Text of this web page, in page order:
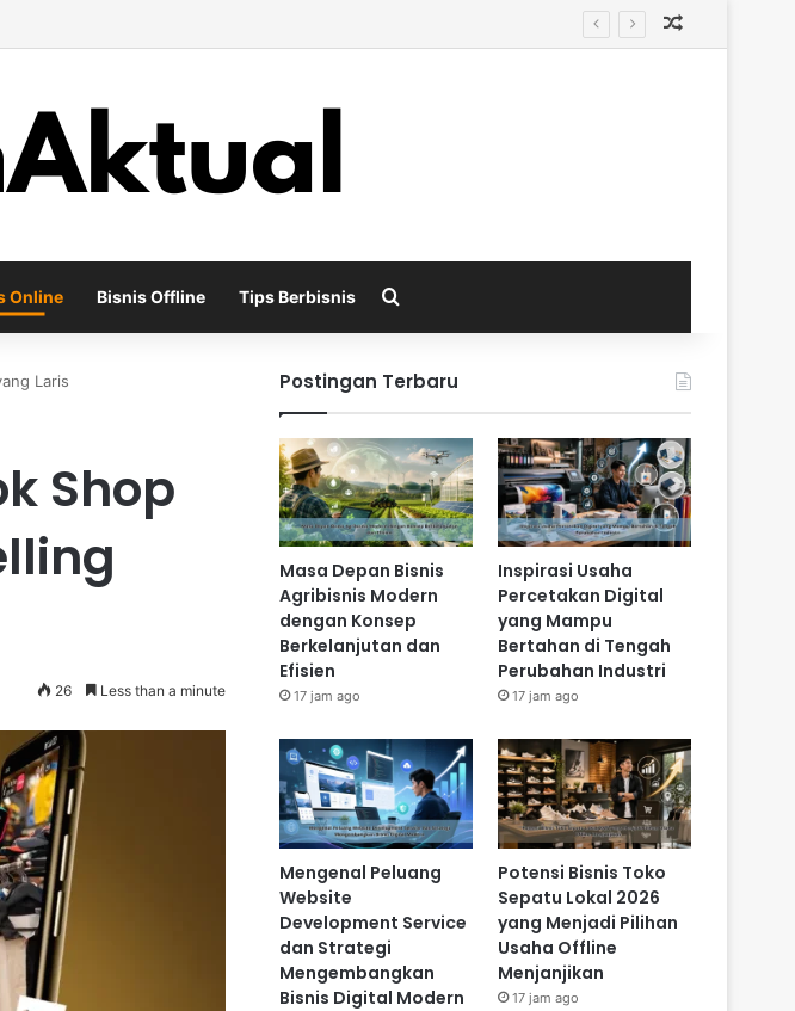
di Tengah Perubahan Industri
Online Bisnis Offline Tips Berbisnis Search for
Laris
Shop
26 Less than a minute
Postingan Terbaru
Masa Depan Bisnis
Agribisnis Modern
dengan Konsep
Berkelanjutan dan
Efisien
17 jam ago
Inspirasi Usaha
Percetakan Digital
yang Mampu
Bertahan di Tengah
Perubahan Industri
17 jam ago
Mengenal Peluang
Website
Development Service
dan Strategi
Mengembangkan
Bisnis Digital Modern
Potensi Bisnis Toko
Sepatu Lokal 2026
yang Menjadi Pilihan
Usaha Offline
Menjanjikan
17 jam ago